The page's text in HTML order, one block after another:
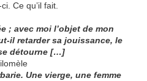
Ce qu’il fait.
; avec moi l’objet de mon
il retarder sa jouissance, le
détourne […]
Une vierge, une femme